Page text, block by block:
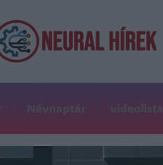
Névnaptár videolista